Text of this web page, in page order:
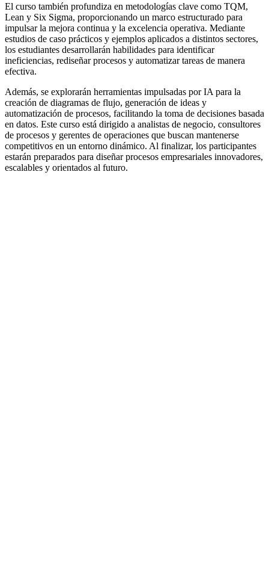
El curso también profundiza en metodologías clave como TQM,
Lean y Six Sigma, proporcionando un marco estructurado para
impulsar la mejora continua y la excelencia operativa. Mediante
estudios de caso prácticos y ejemplos aplicados a distintos sectores,
los estudiantes desarrollarán habilidades para identificar
ineficiencias, rediseñar procesos y automatizar tareas de manera
efectiva.
Además, se explorarán herramientas impulsadas por IA para la
creación de diagramas de flujo, generación de ideas y
automatización de procesos, facilitando la toma de decisiones basada
en datos. Este curso está dirigido a analistas de negocio, consultores
de procesos y gerentes de operaciones que buscan mantenerse
competitivos en un entorno dinámico. Al finalizar, los participantes
estarán preparados para diseñar procesos empresariales innovadores,
escalables y orientados al futuro.